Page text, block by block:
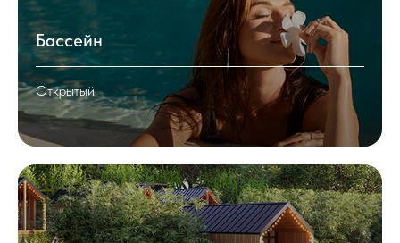
Бассейн
Открытый